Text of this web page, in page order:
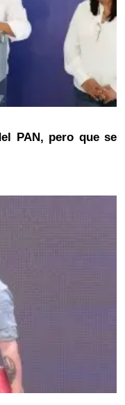
PAN, pero que se